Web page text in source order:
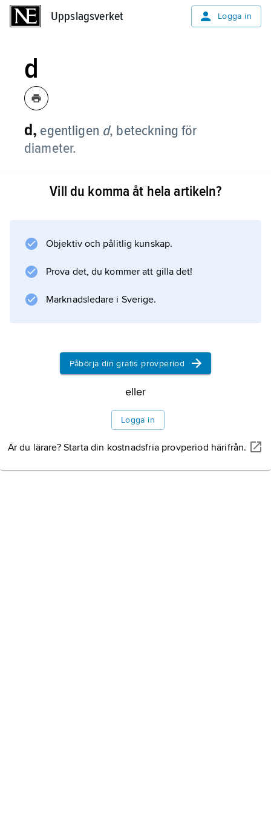
Uppslagsverket Logga in
d
d, egentligen d, beteckning för
diameter.
Vill du komma åt hela artikeln?
Objektiv och pålitlig kunskap.
Prova det, du kommer att gilla det!
Marknadsledare i Sverige.
Påbörja din gratis provperiod
eller
Logga in
Är du lärare? Starta din kostnadsfria provperiod härifrån.